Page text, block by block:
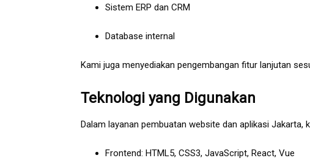
Sistem ERP dan CRM
Database internal
Kami juga menyediakan pengembangan fitur lanjutan
Teknologi yang Digunakan
Dalam layanan pembuatan website dan aplikasi Jakarta,
Frontend: HTML5, CSS3, JavaScript, React, Vue